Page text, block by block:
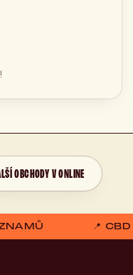
OBCHODY V ONLINE
📍